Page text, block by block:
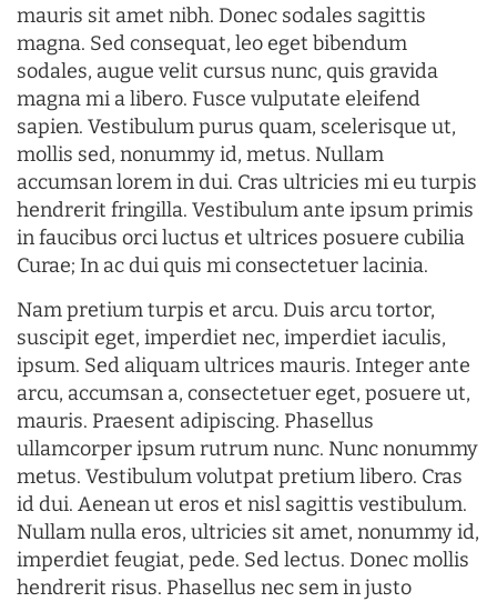
mauris sit amet nibh. Donec sodales sagittis
magna. Sed consequat, leo eget bibendum
sodales, augue velit cursus nunc, quis gravida
magna mi a libero. Fusce vulputate eleifend
sapien. Vestibulum purus quam, scelerisque ut,
mollis sed, nonummy id, metus. Nullam
accumsan lorem in dui. Cras ultricies mi eu turpis
hendrerit fringilla. Vestibulum ante ipsum primis
in faucibus orci luctus et ultrices posuere cubilia
Curae; In ac dui quis mi consectetuer lacinia.
Nam pretium turpis et arcu. Duis arcu tortor,
suscipit eget, imperdiet nec, imperdiet iaculis,
ipsum. Sed aliquam ultrices mauris. Integer ante
arcu, accumsan a, consectetuer eget, posuere ut,
mauris. Praesent adipiscing. Phasellus
ullamcorper ipsum rutrum nunc. Nunc nonummy
metus. Vestibulum volutpat pretium libero. Cras
id dui. Aenean ut eros et nisl sagittis vestibulum.
Nullam nulla eros, ultricies sit amet, nonummy id,
imperdiet feugiat, pede. Sed lectus. Donec mollis
hendrerit risus. Phasellus nec sem in justo